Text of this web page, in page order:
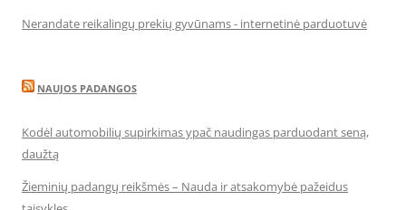
Nerandate reikalingų prekių gyvūnams - internetinė parduotuvė
NAUJOS PADANGOS
Kodėl automobilių supirkimas ypač naudingas parduodant seną,
daužtą
Žieminių padangų reikšmės – Nauda ir atsakomybė pažeidus